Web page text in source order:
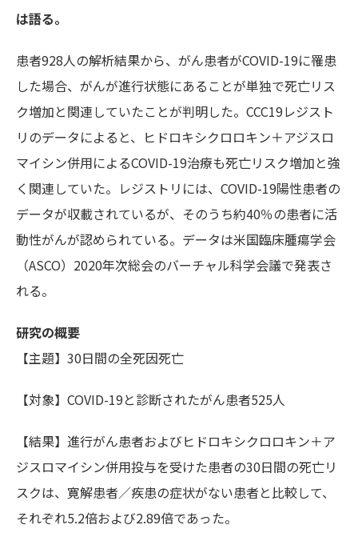
は語る。
患者928人の解析結果から、がん患者がCOVID-19に罹患
した場合、がんが進行状態にあることが単独で死亡リス
ク増加と関連していたことが判明した。CCC19レジスト
リのデータによると、ヒドロキシクロロキン＋アジスロ
マイシン併用によるCOVID-19治療も死亡リスク増加と強
く関連していた。レジストリには、COVID-19陽性患者の
データが収載されているが、そのうち約40％の患者に活
動性がんが認められている。データは米国臨床腫瘍学会
（ASCO）2020年次総会のバーチャル科学会議で発表さ
れる。
研究の概要
【主題】30日間の全死因死亡
【対象】COVID-19と診断されたがん患者525人
【結果】進行がん患者およびヒドロキシクロロキン＋ア
ジスロマイシン併用投与を受けた患者の30日間の死亡リ
スクは、寛解患者／疾患の症状がない患者と比較して、
それぞれ5.2倍および2.89倍であった。